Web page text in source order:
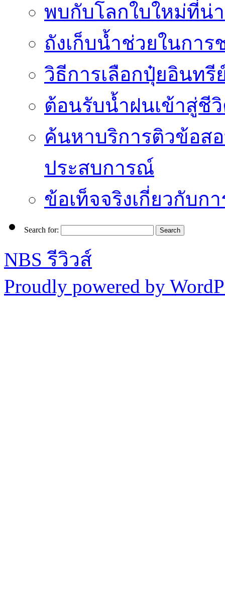
พบกับโลกใบใหม่ที่น่
ถังเก็บน้ำช่วยในกา
วิธีการเลือกปุ๋ยอินทรี
ต้อนรับน้ำฝนเข้าสู่ชี
ค้นหาบริการติวข้อส
ประสบการณ์
ข้อเท็จจริงเกี่ยวกับก
Search for:
NBS รีวิวส์
Proudly powered by